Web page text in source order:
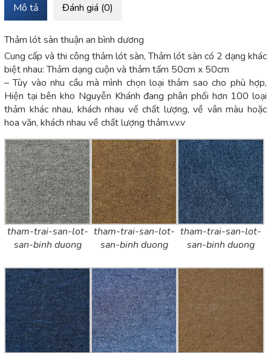
Mô tả Đánh giá (0)
Thảm lót sàn thuận an bình dương
Cung cấp và thi công thảm lót sàn, Thảm lót sàn có 2 dạng khác
biệt nhau: Thảm dạng cuộn và thảm tấm 50cm x 50cm
– Tùy vào nhu cầu mà mình chọn loại thảm sao cho phù hợp,
Hiện tại bên kho Nguyễn Khánh đang phân phối hơn 100 loại
thảm khác nhau, khách nhau vế chất lượng, về vân màu hoặc
hoa văn, khách nhau về chất lượng thảm.v.v.v
tham-trai-san-lot-
san-binh duong
tham-trai-san-lot-
san-binh duong
tham-trai-san-lot-
san-binh duong